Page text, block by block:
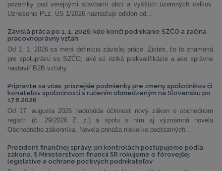
pozemky pod verejnými stavbami obcí a vyšších územných celkov.
Uznesenie PLz. ÚS 1/2026 naznačuje odklon od...
Závislá práca po 1. 1. 2026: kde končí podnikanie SZČO a začína
pracovnoprávny vzťah
Od 1. 1. 2026 sa mení definícia závislej práce. Zistite, čo to znamená
pre spoluprácu so SZČO, aké sú riziká prekvalifikácie a ako správne
nastaviť B2B vzťahy.
Pripravte sa včas: prísnejšie podmienky pre zmeny spoločníkov či
konateľov spoločnosti s ručením obmedzeným na Slovensku po
17.8.2026
Od 17. augusta 2026 nadobúda účinnosť nový zákon o obchodnom
registri (č. 29/2026 Z. z.) a spolu s ním aj významná novela
Obchodného zákonníka. Novela prináša niekoľko podstatných...
Prezident finančnej správy: pri kontrolách postupujeme podľa
zákona. S Ministerstvom financií SR rokujeme o férovejšej
legislatíve a ochrane poctivých podnikateľov